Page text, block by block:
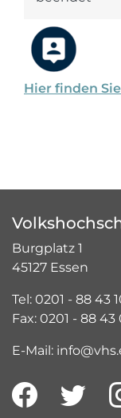
Hier finden
Burgplatz 1
45127 Essen
Tel: 0201 - 88 43
Fax: 0201 - 88 43
E-Mail: